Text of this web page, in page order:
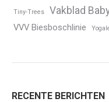
Tiny-Trees Vakblad
VVV Biesboschlinie
RECENTE BERICHTEN